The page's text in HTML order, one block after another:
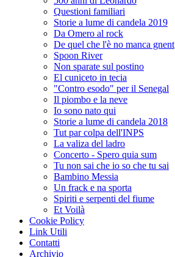
Questioni familiari
Storie a lume di candela 2019
Da Omero al rock
De quel che l'è no manca gnent
Spoon River
Non sparate sul postino
El cuniceto in tecia
"Contro esodo" per il Senegal
Il piombo e la neve
Io sono nato qui
Storie a lume di candela 2018
Tut par colpa dell'INPS
La valiza del ladro
Concerto - Spero quia sum
Tu non sai che io so che tu sai
Bambino Messia
Un frack e na sporta
Spiriti e serpenti del fiume
Et Voilà
Cookie Policy
Link Utili
Contatti
Archivio